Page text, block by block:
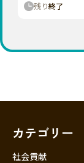
残り終了
カテゴリー
社会貢献